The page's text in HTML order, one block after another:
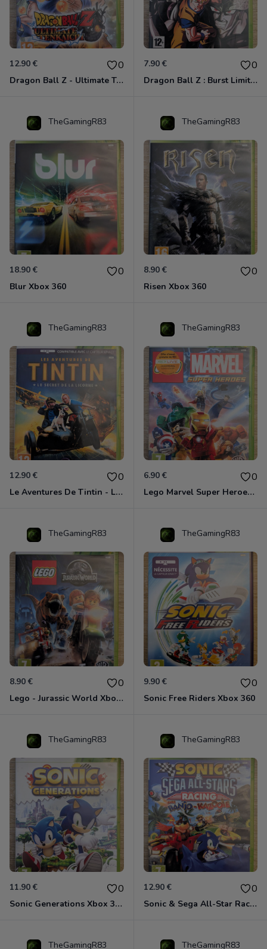
12.90 € 0
Dragon Ball Z - Ultimate Tenkaichi Xbox 360
7.90 € 0
Dragon Ball Z : Burst Limit Xbox 360
TheGamingR83
18.90 € 0
Blur Xbox 360
TheGamingR83
8.90 € 0
Risen Xbox 360
TheGamingR83
12.90 € 0
Le Aventures De Tintin - Le Secret De La Licorne Xbox 360
TheGamingR83
6.90 € 0
Lego Marvel Super Heroes Xbox 360
TheGamingR83
8.90 € 0
Lego - Jurassic World Xbox 360
TheGamingR83
9.90 € 0
Sonic Free Riders Xbox 360
TheGamingR83
11.90 € 0
Sonic Generations Xbox 360
TheGamingR83
12.90 € 0
Sonic & Sega All-Star Racing avec Banjo-Kazooie Xbox 360
TheGamingR83 TheGamingR83